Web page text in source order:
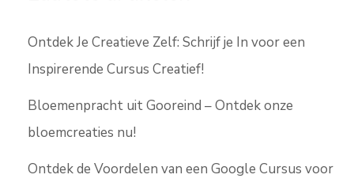
Ontdek Je Creatieve Zelf: Schrijf je In voor een
Inspirerende Cursus Creatief!
Bloemenpracht uit Gooreind – Ontdek onze
bloemcreaties nu!
Ontdek de Voordelen van een Google Cursus voor